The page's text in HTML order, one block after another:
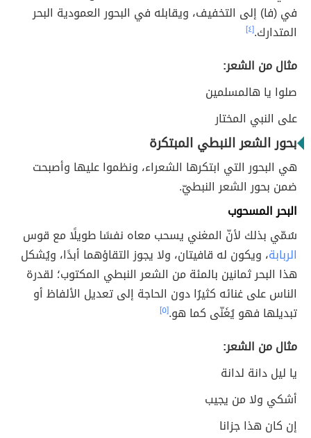
في (فا) إلى التخفيف، ويقابله في البحور العمودية البحر
المتدارك.[٤]
مثال من الشعر:
صلوا يا هالمسلمين
على النبي المختار
بحور الشعر النبطي المبتكرة
هي البحور التي ابتكرها الشعراء، ونظموا عليها وأصبحت
ضمن بحور الشعر النبطيّ.
البحر المسحوب
سُمّي بذلك لأنّ المغني يسحب معاه نفسًا طويلًا مع قوس
الربابة، ويكون له قافيتان، ولا يجوز التقاؤهما أبدًا، ويُشكل
هذا البحر ثمانين بالمئة من الشعر النبطي المكتوب؛ لقدرة
الناس على غنائه كثيرُا دون الحاجة إلى تعديل الألفاظ أو
تبديلها فهو يُغَنّى كما هو.[٥]
مثال من الشعر:
يا ليل دانة لدانة
أشكي ولا من يجيب
إن كان هذا جزانا